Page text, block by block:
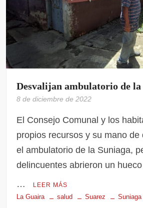
Desvalijan ambulatorio de la
8 de diciembre de 2022
El Consejo Comunal y los
propios recursos y su mano de
el ambulatorio de la Suniaga,
delincuentes abrieron un
…
LEER MÁS
La Guaira salud Suarez Suniaga